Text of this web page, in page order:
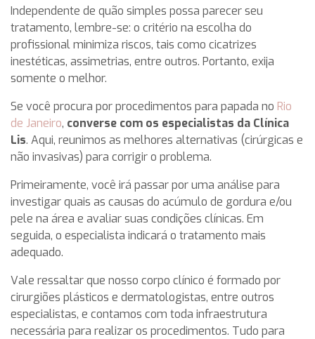
Independente de quão simples possa parecer seu
tratamento, lembre-se: o critério na escolha do
profissional minimiza riscos, tais como cicatrizes
inestéticas, assimetrias, entre outros. Portanto, exija
somente o melhor.
Se você procura por procedimentos para papada no Rio
de Janeiro, converse com os especialistas da Clínica
Lis. Aqui, reunimos as melhores alternativas (cirúrgicas e
não invasivas) para corrigir o problema.
Primeiramente, você irá passar por uma análise para
investigar quais as causas do acúmulo de gordura e/ou
pele na área e avaliar suas condições clínicas. Em
seguida, o especialista indicará o tratamento mais
adequado.
Vale ressaltar que nosso corpo clínico é formado por
cirurgiões plásticos e dermatologistas, entre outros
especialistas, e contamos com toda infraestrutura
necessária para realizar os procedimentos. Tudo para